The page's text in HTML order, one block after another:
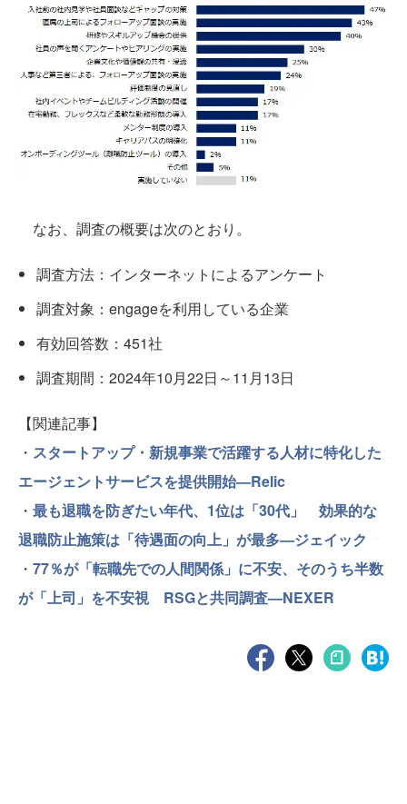
なお、調査の概要は次のとおり。
調査方法：インターネットによるアンケート
調査対象：engageを利用している企業
有効回答数：451社
調査期間：2024年10月22日～11月13日
【関連記事】
・ スタートアップ・新規事業で活躍する人材に特化した
エージェントサービスを提供開始—Relic
・ 最も退職を防ぎたい年代、1位は「30代」 効果的な
退職防止施策は「待遇面の向上」が最多—ジェイック
・ 77％が「転職先での人間関係」に不安、そのうち半数
が「上司」を不安視 RSGと共同調査—NEXER